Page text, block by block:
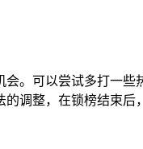
。可以尝试多打一
调整，在锁榜结束